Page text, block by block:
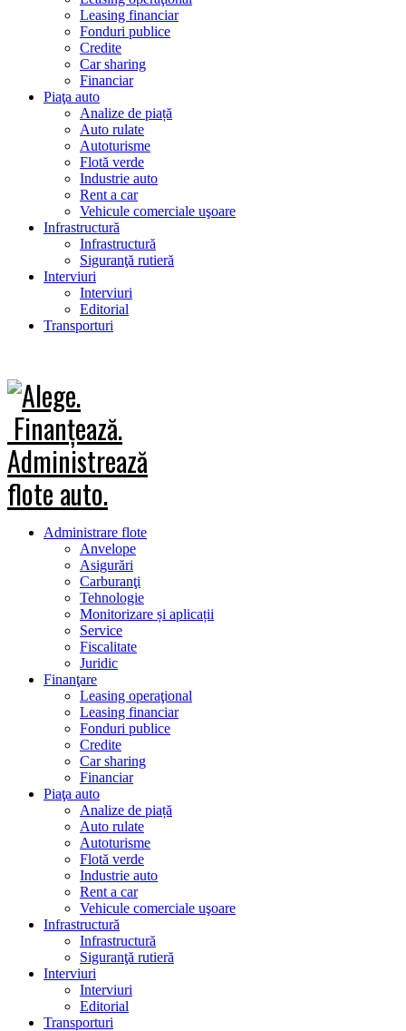
Leasing financiar
Fonduri publice
Credite
Car sharing
Financiar
Piaţa auto
Analize de piață
Auto rulate
Autoturisme
Flotă verde
Industrie auto
Rent a car
Vehicule comerciale uşoare
Infrastructură
Infrastructură
Siguranţă rutieră
Interviuri
Interviuri
Editorial
Transporturi
Administrare flote
Anvelope
Asigurări
Carburanţi
Tehnologie
Monitorizare și aplicații
Service
Fiscalitate
Juridic
Finanţare
Leasing operaţional
Leasing financiar
Fonduri publice
Credite
Car sharing
Financiar
Piaţa auto
Analize de piață
Auto rulate
Autoturisme
Flotă verde
Industrie auto
Rent a car
Vehicule comerciale uşoare
Infrastructură
Infrastructură
Siguranţă rutieră
Interviuri
Interviuri
Editorial
Transporturi